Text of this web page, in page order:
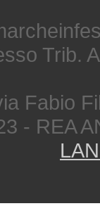
Trib.
Fabio
- REA